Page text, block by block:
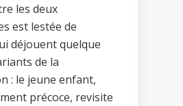
les deux
est lestée de
déjouent quelque
de la
: le jeune enfant,
précoce, revisite